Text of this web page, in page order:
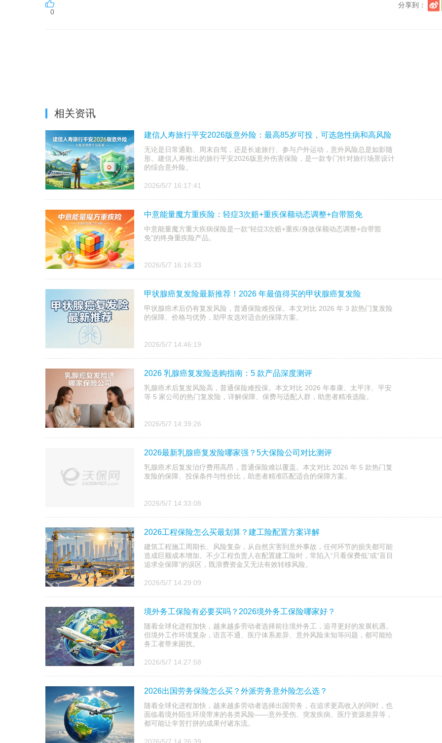
0
分享到：
相关资讯
建信人寿旅行平安2026版意外险：最高85岁可投，可选急性病和高风险
无论是日常通勤、周末自驾，还是长途旅行、参与户外运动，意外风险总是如影随
形。建信人寿推出的旅行平安2026版意外伤害保险，是一款专门针对旅行场景设计
的综合意外险。
2026/5/7 16:17:41
中意能量魔方重疾险：轻症3次赔+重疾保额动态调整+自带豁免
中意能量魔方重大疾病保险是一款“轻症3次赔+重疾/身故保额动态调整+自带豁
免”的终身重疾险产品。
2026/5/7 16:16:33
甲状腺癌复发险最新推荐！2026 年最值得买的甲状腺癌复发险
甲状腺癌术后仍有复发风险，普通保险难投保。本文对比 2026 年 3 款热门复发险
的保障、价格与优势，助甲友选对适合的保障方案。
2026/5/7 14:46:19
2026 乳腺癌复发险选购指南：5 款产品深度测评
乳腺癌术后复发风险高，普通保险难投保。本文对比 2026 年泰康、太平洋、平安
等 5 家公司的热门复发险，详解保障、保费与适配人群，助患者精准选险。
2026/5/7 14:39:26
2026最新乳腺癌复发险哪家强？5大保险公司对比测评
乳腺癌术后复发治疗费用高昂，普通保险难以覆盖。本文对比 2026 年 5 款热门复
发险的保障、投保条件与性价比，助患者精准匹配适合的保障方案。
2026/5/7 14:33:08
2026工程保险怎么买最划算？建工险配置方案详解
建筑工程施工周期长、风险复杂，从自然灾害到意外事故，任何环节的损失都可能
造成巨额成本增加。不少工程负责人在配置建工险时，常陷入“只看保费低”或“盲目
追求全保障”的误区，既浪费资金又无法有效转移风险。
2026/5/7 14:29:09
境外务工保险有必要买吗？2026境外务工保险哪家好？
随着全球化进程加快，越来越多劳动者选择前往境外务工，追寻更好的发展机遇。
但境外工作环境复杂，语言不通、医疗体系差异、意外风险未知等问题，都可能给
务工者带来困扰。
2026/5/7 14:27:58
2026出国劳务保险怎么买？外派劳务意外险怎么选？
随着全球化进程加快，越来越多劳动者选择出国劳务，在追求更高收入的同时，也
面临着境外陌生环境带来的各类风险——意外受伤、突发疾病、医疗资源差异等，
都可能让辛苦打拼的成果付诸东流。